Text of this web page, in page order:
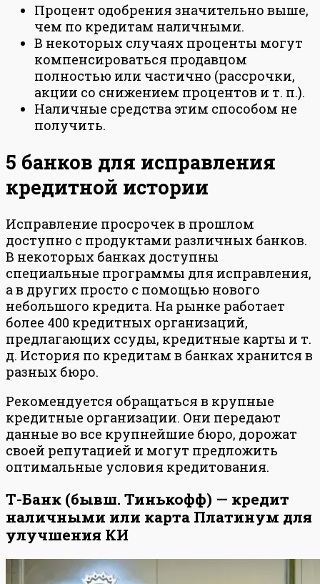
Процент одобрения значительно выше,
чем по кредитам наличными.
В некоторых случаях проценты могут
компенсироваться продавцом
полностью или частично (рассрочки,
акции со снижением процентов и т. п.).
Наличные средства этим способом не
получить.
5 банков для исправления
кредитной истории
Исправление просрочек в прошлом
доступно с продуктами различных банков.
В некоторых банках доступны
специальные программы для исправления,
а в других просто с помощью нового
небольшого кредита. На рынке работает
более 400 кредитных организаций,
предлагающих ссуды, кредитные карты и т.
д. История по кредитам в банках хранится в
разных бюро.
Рекомендуется обращаться в крупные
кредитные организации. Они передают
данные во все крупнейшие бюро, дорожат
своей репутацией и могут предложить
оптимальные условия кредитования.
Т-Банк (бывш. Тинькофф) — кредит
наличными или карта Платинум для
улучшения КИ